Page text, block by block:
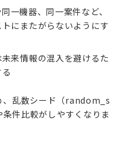
一機器、同一案件など、
にまたがらないようにす
未来情報の混入を避けるた
、乱数シード（random_s
件比較がしやすくなりま